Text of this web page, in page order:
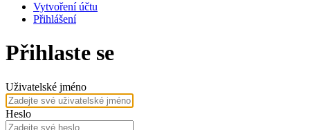
Vytvoření účtu
Přihlášení
Přihlaste se
Uživatelské jméno
Heslo